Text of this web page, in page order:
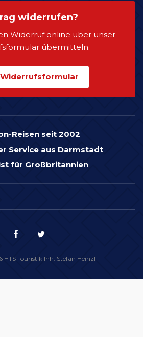
widerrufen?
Widerruf online über unser
übermitteln.
Reisen seit 2002
Service aus Darmstadt
für Großbritannien
Touristik Inh. Stefan Heinzl